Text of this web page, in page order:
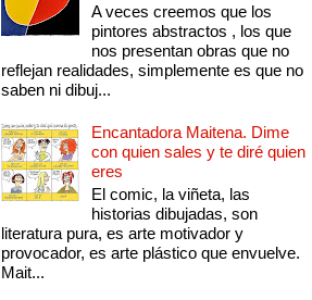
A veces creemos que los
pintores abstractos , los que
nos presentan obras que no
reflejan realidades, simplemente es que no
saben ni dibuj...
Encantadora Maitena. Dime
con quien sales y te diré quien
eres
El comic, la viñeta, las
historias dibujadas, son
literatura pura, es arte motivador y
provocador, es arte plástico que envuelve.
Mait...